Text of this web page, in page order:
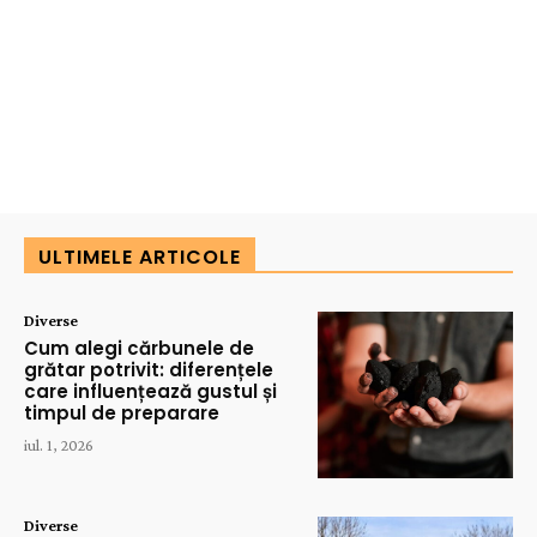
ULTIMELE ARTICOLE
Diverse
Cum alegi cărbunele de
grătar potrivit: diferențele
care influențează gustul și
timpul de preparare
iul. 1, 2026
Diverse